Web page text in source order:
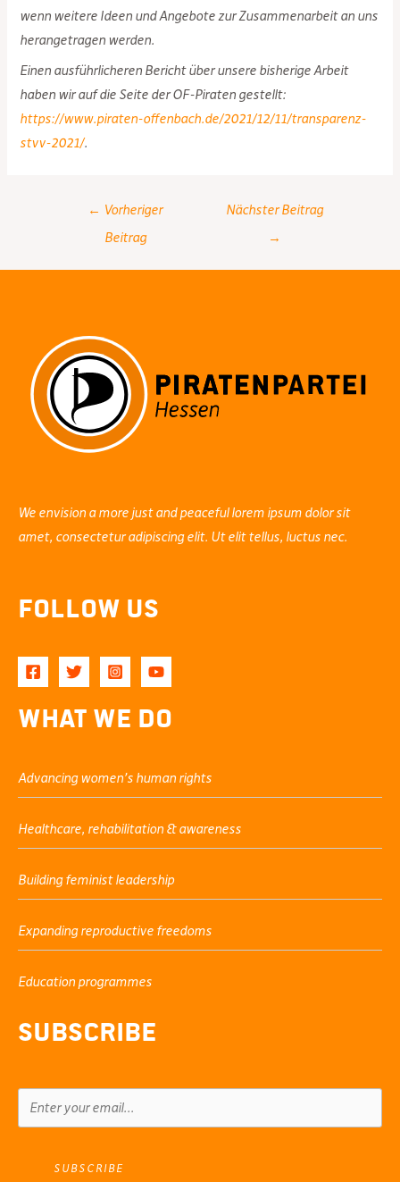
wenn weitere Ideen und Angebote zur Zusammenarbeit an uns
herangetragen werden.
Einen ausführlicheren Bericht über unsere bisherige Arbeit
haben wir auf die Seite der OF-Piraten gestellt:
https://www.piraten-offenbach.de/2021/12/11/transparenz-
stvv-2021/.
navigation
← Vorheriger
Beitrag
Nächster Beitrag
→
We envision a more just and peaceful lorem ipsum dolor sit
amet, consectetur adipiscing elit. Ut elit tellus, luctus nec.
Follow Us
What We Do
Advancing women’s human rights
Healthcare, rehabilitation & awareness
Building feminist leadership
Expanding reproductive freedoms
Education programmes
Subscribe
SUBSCRIBE